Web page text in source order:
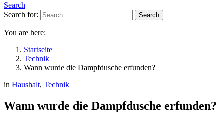
Search
Search for:
Search
You are here:
Startseite
Technik
Wann wurde die Dampfdusche erfunden?
in Haushalt, Technik
Wann wurde die Dampfdusche erfunden?